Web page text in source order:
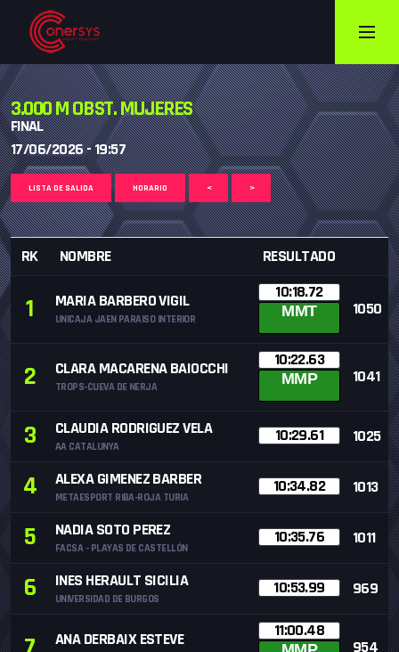
3.000 M OBST. MUJERES
FINAL
17/06/2026 - 19:57
LISTA DE SALIDA HORARIO < >
RK NOMBRE RESULTADO
1 MARIA BARBERO VIGIL
UNICAJA JAEN PARAISO INTERIOR
10:18.72
MMT 1050
2 CLARA MACARENA BAIOCCHI
TROPS-CUEVA DE NERJA
10:22.63
MMP 1041
3 CLAUDIA RODRIGUEZ VELA
AA CATALUNYA
10:29.61 1025
4 ALEXA GIMENEZ BARBER
METAESPORT RIBA-ROJA TURIA
10:34.82 1013
5 NADIA SOTO PEREZ
FACSA - PLAYAS DE CASTELLÓN
10:35.76 1011
6 INES HERAULT SICILIA
UNIVERSIDAD DE BURGOS
10:53.99 969
ANA DERBAIX ESTEVE 11:00.48
954